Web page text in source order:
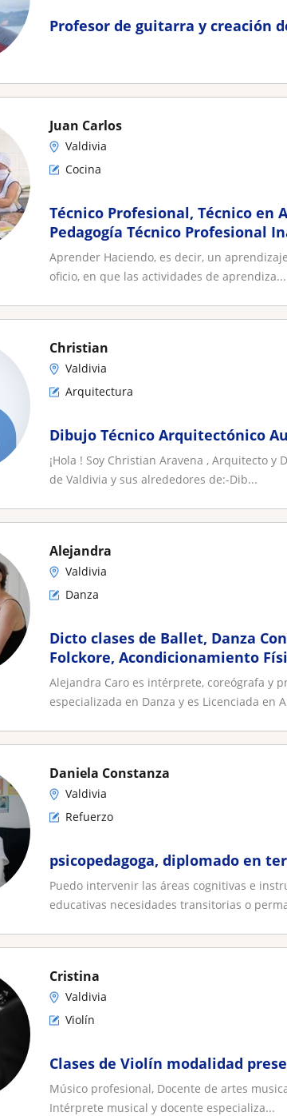
Profesor de guitarra y creación
Juan Carlos
Valdivia
Cocina
Técnico Profesional, Técnico en
Pedagogía Técnico Profesional
Técnico Profesional en
drogodependientes CFT LOS
Aprender Haciendo, es decir, un
oficio, en que las actividades de aprendiza...
Christian
Valdivia
Arquitectura
Dibujo Técnico Arquitectónico
¡Hola ! Soy Christian Aravena , Arquitecto y
de Valdivia y sus alrededores de:-Dib...
Alejandra
Valdivia
Danza
Dicto clases de Ballet, Danza
Folckore, Acondicionamiento
Alejandra Caro es intérprete, coreógrafa y
especializada en Danza y es Licenciada en
Daniela Constanza
Valdivia
Refuerzo
psicopedagoga, diplomado en
Puedo intervenir las áreas cognitivas e
educativas necesidades transitorias o
Cristina
Valdivia
Violín
Clases de Violín modalidad
Músico profesional, Docente de artes
Intérprete musical y docente especializa...